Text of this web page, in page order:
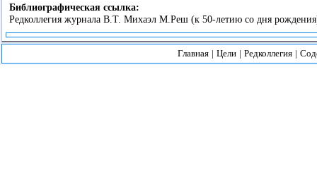
Библиографическая ссылка:
Редколлегия журнала В.Т. Михаэл М.Реш (к 50-летию со дня
Главная | Цели | Редколлегия |